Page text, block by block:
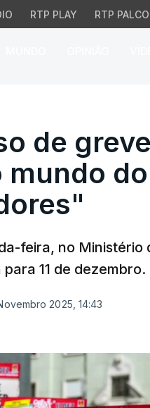
RTP PLAY RTP PALCO
de
de greve
do
feira, no Ministério
11 de dezembro.
2025, 14:43